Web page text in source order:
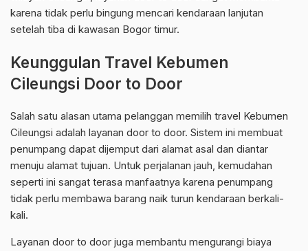
karena tidak perlu bingung mencari kendaraan lanjutan
setelah tiba di kawasan Bogor timur.
Keunggulan Travel Kebumen
Cileungsi Door to Door
Salah satu alasan utama pelanggan memilih travel Kebumen
Cileungsi adalah layanan door to door. Sistem ini membuat
penumpang dapat dijemput dari alamat asal dan diantar
menuju alamat tujuan. Untuk perjalanan jauh, kemudahan
seperti ini sangat terasa manfaatnya karena penumpang
tidak perlu membawa barang naik turun kendaraan berkali-
kali.
Layanan door to door juga membantu mengurangi biaya